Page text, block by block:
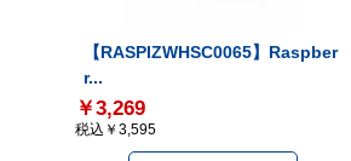
【RASPIZWHSC0065】Raspber
r...
￥3,269
税込￥3,595